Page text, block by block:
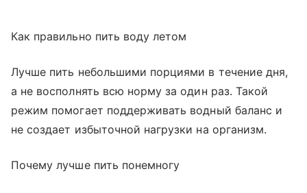
Как правильно пить воду летом
Лучше пить небольшими порциями в течение дня,
а не восполнять всю норму за один раз. Такой
режим помогает поддерживать водный баланс и
не создает избыточной нагрузки на организм.
Почему лучше пить понемногу